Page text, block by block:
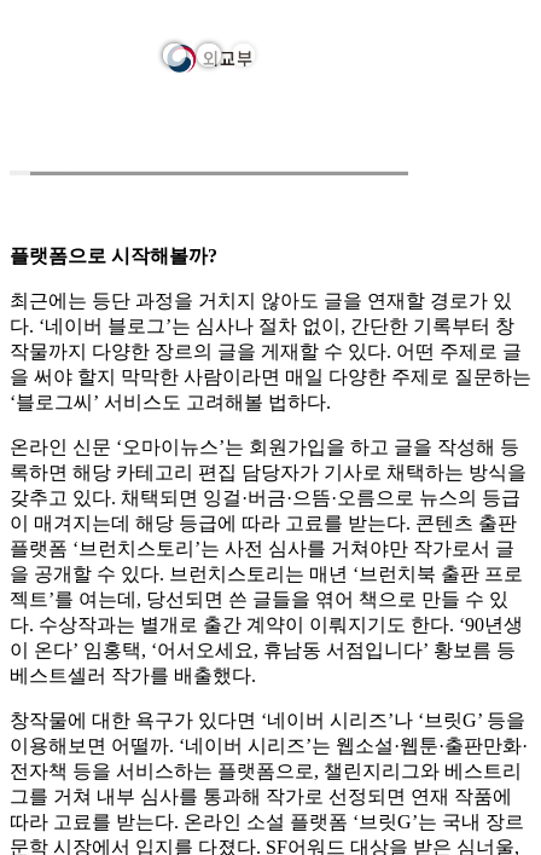
플랫폼으로 시작해볼까?
최근에는 등단 과정을 거치지 않아도 글을 연재할 경로가 있
다. ‘네이버 블로그’는 심사나 절차 없이, 간단한 기록부터 창
작물까지 다양한 장르의 글을 게재할 수 있다. 어떤 주제로 글
을 써야 할지 막막한 사람이라면 매일 다양한 주제로 질문하는
‘블로그씨’ 서비스도 고려해볼 법하다.
온라인 신문 ‘오마이뉴스’는 회원가입을 하고 글을 작성해 등
록하면 해당 카테고리 편집 담당자가 기사로 채택하는 방식을
갖추고 있다. 채택되면 잉걸·버금·으뜸·오름으로 뉴스의 등급
이 매겨지는데 해당 등급에 따라 고료를 받는다. 콘텐츠 출판
플랫폼 ‘브런치스토리’는 사전 심사를 거쳐야만 작가로서 글
을 공개할 수 있다. 브런치스토리는 매년 ‘브런치북 출판 프로
젝트’를 여는데, 당선되면 쓴 글들을 엮어 책으로 만들 수 있
다. 수상작과는 별개로 출간 계약이 이뤄지기도 한다. ‘90년생
이 온다’ 임홍택, ‘어서오세요, 휴남동 서점입니다’ 황보름 등
베스트셀러 작가를 배출했다.
창작물에 대한 욕구가 있다면 ‘네이버 시리즈’나 ‘브릿G’ 등을
이용해보면 어떨까. ‘네이버 시리즈’는 웹소설·웹툰·출판만화·
전자책 등을 서비스하는 플랫폼으로, 챌린지리그와 베스트리
그를 거쳐 내부 심사를 통과해 작가로 선정되면 연재 작품에
따라 고료를 받는다. 온라인 소설 플랫폼 ‘브릿G’는 국내 장르
문학 시장에서 입지를 다졌다. SF어워드 대상을 받은 심너울,